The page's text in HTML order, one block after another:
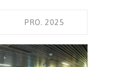
PRO. 2025